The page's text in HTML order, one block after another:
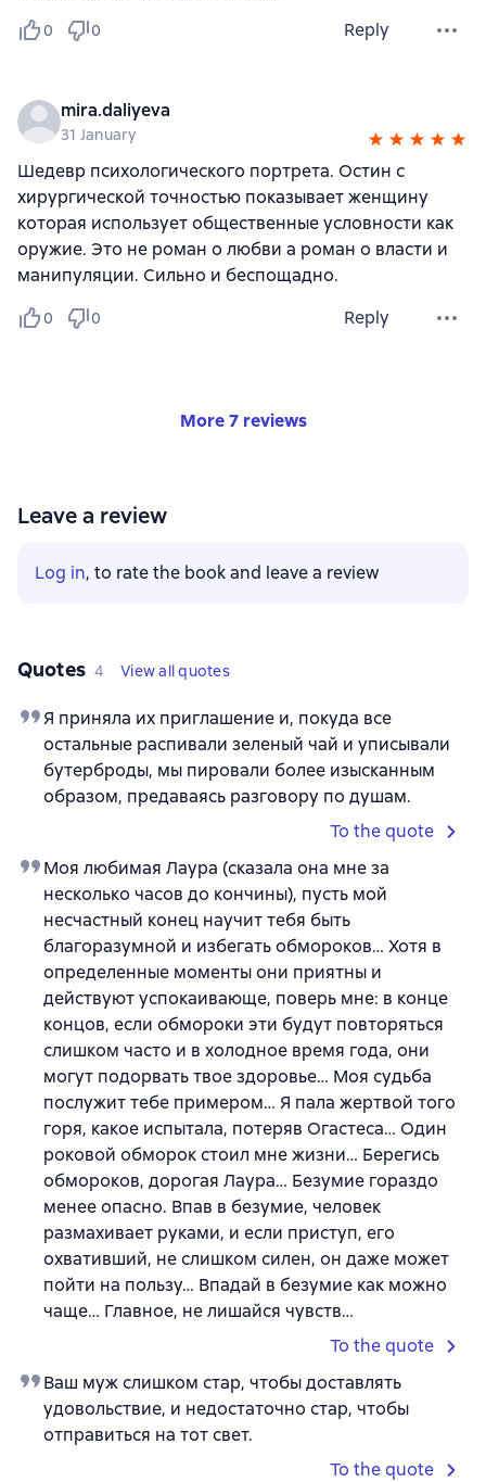
0 0 Reply
mira.daliyeva
31 January
Шедевр психологического портрета. Остин с
хирургической точностью показывает женщину
которая использует общественные условности как
оружие. Это не роман о любви а роман о власти и
манипуляции. Сильно и беспощадно.
0 0 Reply
More 7 reviews
Leave a review
Log in, to rate the book and leave a review
Quotes 4 View all quotes
Я приняла их приглашение и, покуда все
остальные распивали зеленый чай и уписывали
бутерброды, мы пировали более изысканным
образом, предаваясь разговору по душам.
To the quote
Моя любимая Лаура (сказала она мне за
несколько часов до кончины), пусть мой
несчастный конец научит тебя быть
благоразумной и избегать обмороков… Хотя в
определенные моменты они приятны и
действуют успокаивающе, поверь мне: в конце
концов, если обмороки эти будут повторяться
слишком часто и в холодное время года, они
могут подорвать твое здоровье… Моя судьба
послужит тебе примером… Я пала жертвой того
горя, какое испытала, потеряв Огастеса… Один
роковой обморок стоил мне жизни… Берегись
обмороков, дорогая Лаура… Безумие гораздо
менее опасно. Впав в безумие, человек
размахивает руками, и если приступ, его
охвативший, не слишком силен, он даже может
пойти на пользу… Впадай в безумие как можно
чаще… Главное, не лишайся чувств…
To the quote
Ваш муж слишком стар, чтобы доставлять
удовольствие, и недостаточно стар, чтобы
отправиться на тот свет.
To the quote